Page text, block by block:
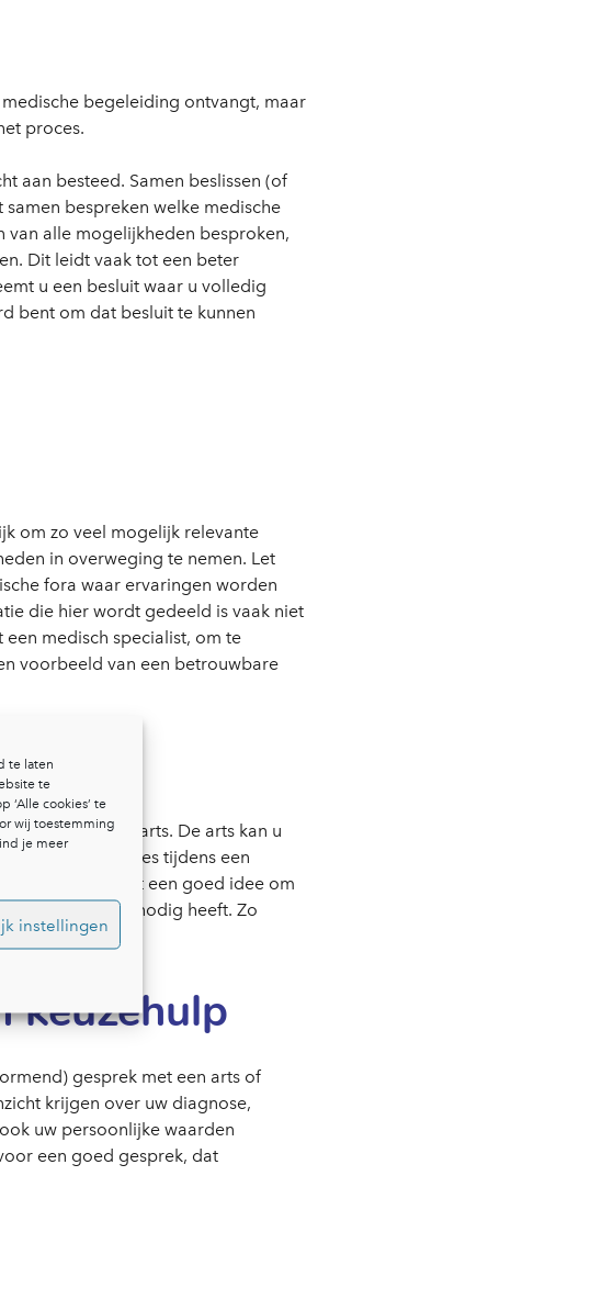
te laten
te
‘Alle cookies’ te
wij toestemming
je meer
instellingen
begeleiding ontvangt, maar
proces.
aan besteed. Samen beslissen (of
bespreken welke medische
alle mogelijkheden besproken,
Dit leidt vaak tot een beter
u een besluit waar u volledig
bent om dat besluit te kunnen
om zo veel mogelijk relevante
in overweging te nemen. Let
fora waar ervaringen worden
die hier wordt gedeeld is vaak niet
medisch specialist, om te
voorbeeld van een betrouwbare
met uw huisarts. De arts kan u
opties. Wees tijdens een
lijken! Ook is het een goed idee om
informatie u nodig heeft. Zo
keuzehulp
gesprek met een arts of
krijgen over uw diagnose,
uw persoonlijke waarden
een goed gesprek, dat